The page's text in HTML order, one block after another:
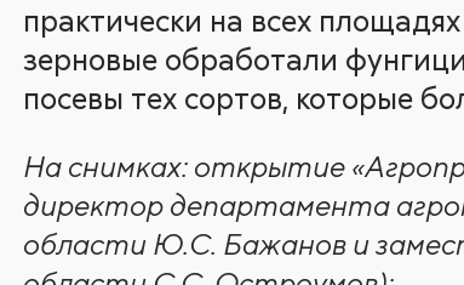
практически на всех
зерновые обработали
посевы тех сортов, которые
На снимках: открытие
директор департамента
области Ю.С. Бажанов и